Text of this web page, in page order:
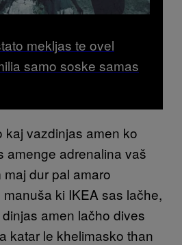
mekljas te ovel
samo soske samas
kaj vazdinjas amen ko
amenge adrenalina vaš
dur pal amaro
ki IKEA sas lačhe,
amen lačho dives
katar le khelimasko than